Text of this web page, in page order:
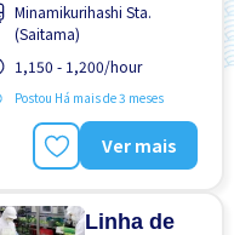
Sem CV
Transporte pago
Minamikurihashi Sta.
(Saitama)
1,150 - 1,200/hour
Postou Há mais de 3 meses
Ver mais
Linha de